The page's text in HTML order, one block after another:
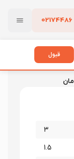
02174486
پاک کردن
3
1.5
قبول